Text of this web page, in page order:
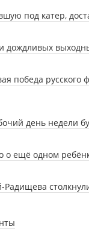
под катер,
дождливых
победа русского
день недели
о ещё одном
Радищева